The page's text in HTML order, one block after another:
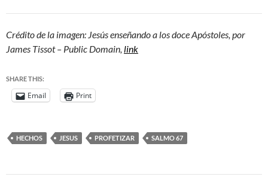
Crédito de la imagen: Jesús enseñando a los doce Apóstoles, por
James Tissot – Public Domain, link
SHARE THIS:
Email Print
HECHOS JESUS PROFETIZAR SALMO 67